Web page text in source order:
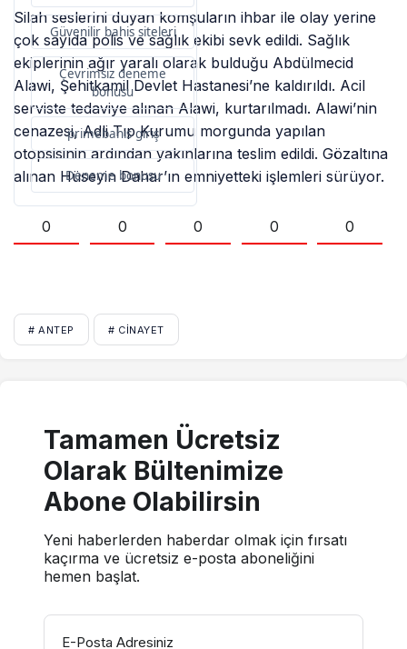
Güvenilir bahis siteleri
Çevrimsiz deneme
bonusu
primebahis giriş
Deneme bonusu
Silah seslerini duyan komşuların ihbar ile olay yerine
çok sayıda polis ve sağlık ekibi sevk edildi. Sağlık
ekiplerinin ağır yaralı olarak bulduğu Abdülmecid
Alawi, Şehitkamil Devlet Hastanesi’ne kaldırıldı. Acil
serviste tedaviye alınan Alawi, kurtarılmadı. Alawi’nin
cenazesi, Adli Tıp Kurumu morgunda yapılan
otopsisinin ardından yakınlarına teslim edildi. Gözaltına
alınan Hüseyin Dahar’ın emniyetteki işlemleri sürüyor.
0 0 0 0 0
# ANTEP # CINAYET
Tamamen Ücretsiz
Olarak Bültenimize
Abone Olabilirsin
Yeni haberlerden haberdar olmak için fırsatı
kaçırma ve ücretsiz e-posta aboneliğini
hemen başlat.
E-Posta Adresiniz